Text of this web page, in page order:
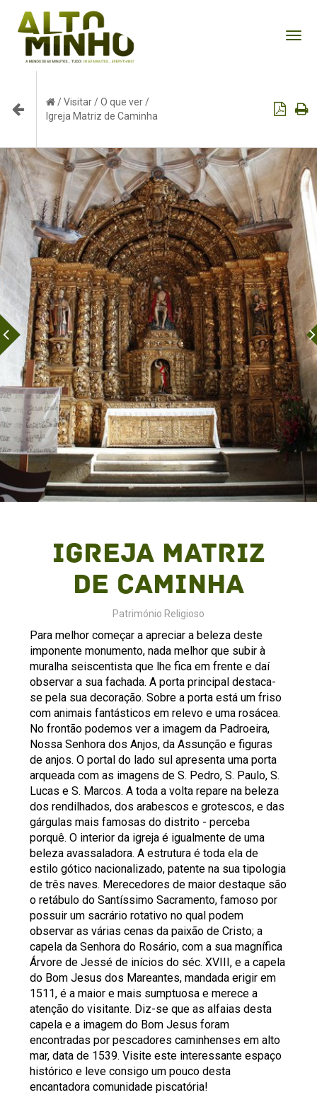
/Visitar/O que ver/
Igreja Matriz de Caminha
Igreja Matriz
de Caminha
Património Religioso
Para melhor começar a apreciar a beleza deste
imponente monumento, nada melhor que subir à
muralha seiscentista que lhe fica em frente e daí
observar a sua fachada. A porta principal destaca-
se pela sua decoração. Sobre a porta está um friso
com animais fantásticos em relevo e uma rosácea.
No frontão podemos ver a imagem da Padroeira,
Nossa Senhora dos Anjos, da Assunção e figuras
de anjos. O portal do lado sul apresenta uma porta
arqueada com as imagens de S. Pedro, S. Paulo, S.
Lucas e S. Marcos. A toda a volta repare na beleza
dos rendilhados, dos arabescos e grotescos, e das
gárgulas mais famosas do distrito - perceba
porquê. O interior da igreja é igualmente de uma
beleza avassaladora. A estrutura é toda ela de
estilo gótico nacionalizado, patente na sua tipologia
de três naves. Merecedores de maior destaque são
o retábulo do Santíssimo Sacramento, famoso por
possuir um sacrário rotativo no qual podem
observar as várias cenas da paixão de Cristo; a
capela da Senhora do Rosário, com a sua magnífica
Árvore de Jessé de inícios do séc. XVIII, e a capela
do Bom Jesus dos Mareantes, mandada erigir em
1511, é a maior e mais sumptuosa e merece a
atenção do visitante. Diz-se que as alfaias desta
capela e a imagem do Bom Jesus foram
encontradas por pescadores caminhenses em alto
mar, data de 1539. Visite este interessante espaço
histórico e leve consigo um pouco desta
encantadora comunidade piscatória!